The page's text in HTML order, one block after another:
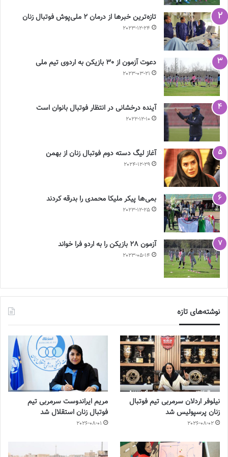
تازه‌ترین خبرها از درمان ۲ ملی‌پوش فوتبال زنان
2023-12-24
دعوت آزمون از 30 بازیکن به اردوی تیم ملی
2023-03-21
آینده درخشانی در انتظار فوتبال بانوان است
2022-12-10
آغاز لیگ دسته دوم فوتبال زنان از بهمن
2024-12-29
بمی‌ها پیکر ملیکا محمدی را بدرقه کردند
2023-12-25
آزمون 28 بازیکن را به اردو فرا خواند
2023-05-14
نوشته‌های تازه
نیلوفر اردلان سرمربی تیم فوتبال
زنان پرسپولیس شد
2026-08-02
مریم ایراندوست سرمربی تیم
فوتبال زنان استقلال شد
2026-08-01